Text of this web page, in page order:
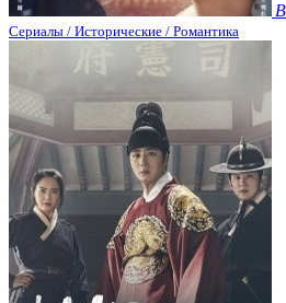
Сериалы / Исторические / Романтика